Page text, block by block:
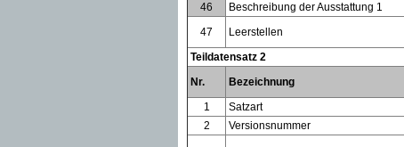
46
Beschreibung der Ausstattung 1
47
Leerstellen
Teildatensatz 2
Nr.
Bezeichnung
1
Satzart
2
Versionsnummer